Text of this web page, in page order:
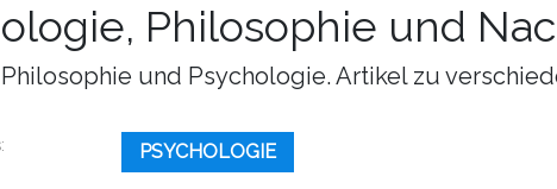
Philosophie und
und Psychologie. Artikel zu
PSYCHOLOGIE